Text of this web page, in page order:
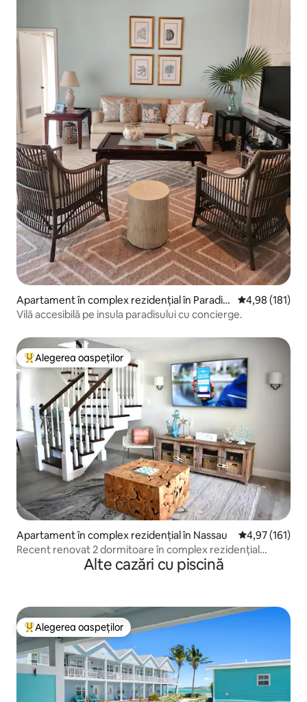
Apartament în complex rezidențial în Paradis
e Island
Scor mediu
4,98 (181)
Vilă accesibilă pe insula paradisului cu concierge.
Locuință din topul categoriei Alegerea oaspeților
Alegerea oaspeților
Apartament în complex rezidențial în Nassau Scor mediu
4,97 (161)
Recent renovat 2 dormitoare în complex rezidențial
Paradise IslandAlte cazări cu piscină
Locuință din topul categoriei Alegerea oaspeților
Alegerea oaspeților